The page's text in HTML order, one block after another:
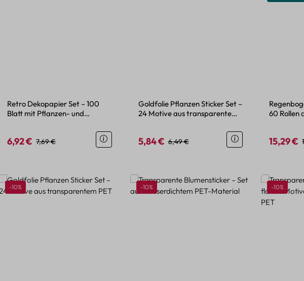
Retro Dekopapier Set – 100
Blatt mit Pflanzen- und
Verkaufspreis:
6,92 € Regulärer Preis:
7,69 €
Goldfolie Pflanzen Sticker Set –
24 Motive aus transparentem
Verkaufspreis:
5,84 € Regulärer Preis:
6,49 €
60 Rollen
15,29 €
Rabatt
-10% Rabatt
-10% Rabatt
-10%